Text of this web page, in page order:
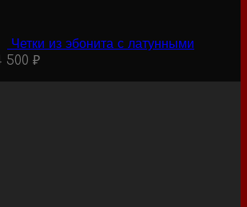
Четки из эбонита с латунными
500 ₽